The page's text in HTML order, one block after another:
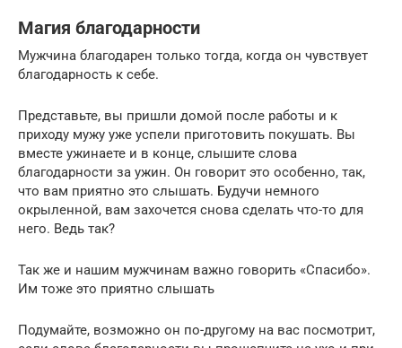
Магия благодарности
Мужчина благодарен только тогда, когда он чувствует
благодарность к себе.
Представьте, вы пришли домой после работы и к
приходу мужу уже успели приготовить покушать. Вы
вместе ужинаете и в конце, слышите слова
благодарности за ужин. Он говорит это особенно, так,
что вам приятно это слышать. Будучи немного
окрыленной, вам захочется снова сделать что-то для
него. Ведь так?
Так же и нашим мужчинам важно говорить «Спасибо».
Им тоже это приятно слышать
Подумайте, возможно он по-другому на вас посмотрит,